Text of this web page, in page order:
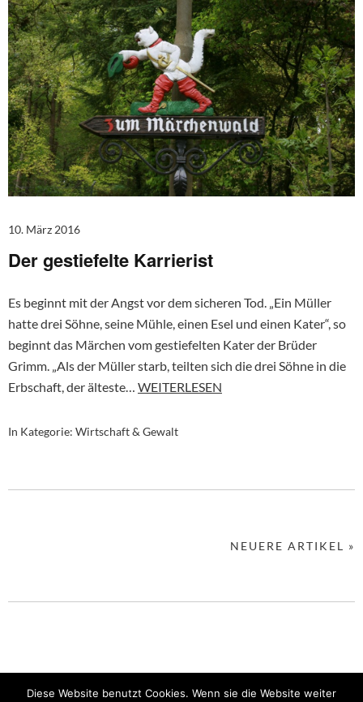
10. März 2016
Der gestiefelte Karrierist
Es beginnt mit der Angst vor dem sicheren Tod. „Ein Müller
hatte drei Söhne, seine Mühle, einen Esel und einen Kater“, so
beginnt das Märchen vom gestiefelten Kater der Brüder
Grimm. „Als der Müller starb, teilten sich die drei Söhne in die
Erbschaft, der älteste… WEITERLESEN
In Kategorie: Wirtschaft & Gewalt
NEUERE ARTIKEL »
©2020 Christoph Fleischmann
Diese Website benutzt Cookies. Wenn sie die Website weiter